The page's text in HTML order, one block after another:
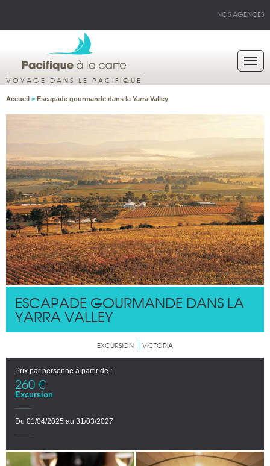
NOS AGENCES
VOYAGE DANS LE PACIFIQUE
Accueil > Escapade gourmande dans la Yarra Valley
ESCAPADE GOURMANDE DANS LA
YARRA VALLEY
EXCURSION VICTORIA
Prix par personne à partir de :
260 €
Excursion
Du 01/04/2025 au 31/03/2027